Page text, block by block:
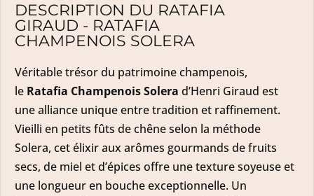
DESCRIPTION DU RATAFIA
GIRAUD - RATAFIA
CHAMPENOIS SOLERA
Véritable trésor du patrimoine champenois,
le Ratafia Champenois Solera d’Henri Giraud est
une alliance unique entre tradition et raffinement.
Vieilli en petits fûts de chêne selon la méthode
Solera, cet élixir aux arômes gourmands de fruits
secs, de miel et d’épices offre une texture soyeuse et
une longueur en bouche exceptionnelle. Un